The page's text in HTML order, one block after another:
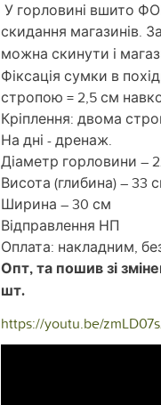
У горловині вшито
скидання магазинів.
можна скинути і
Фіксація сумки в
стропою = 2,5 см
Кріплення: двома
На дні - дренаж.
Діаметр горловини –
Висота (глибина) – 33
Ширина – 30 см
Відправлення НП
Оплата: накладним,
Опт, та пошив зі
шт.
https://youtu.be/